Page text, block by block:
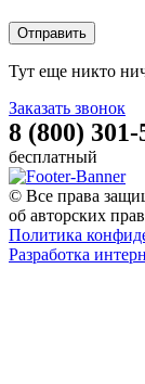
Тут еще никто
Заказать звонок
8 (800) 301-
бесплатный
© Все права
об авторских
Политика
Разработка